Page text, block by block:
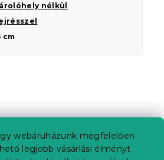
webáruházunk megfelelően
legjobb vásárlási élményt
nélkül
cm
Ön számára